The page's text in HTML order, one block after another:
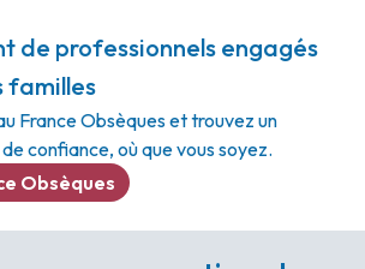
de professionnels engagés
familles
France Obsèques et trouvez un
confiance, où que vous soyez.
Obsèques